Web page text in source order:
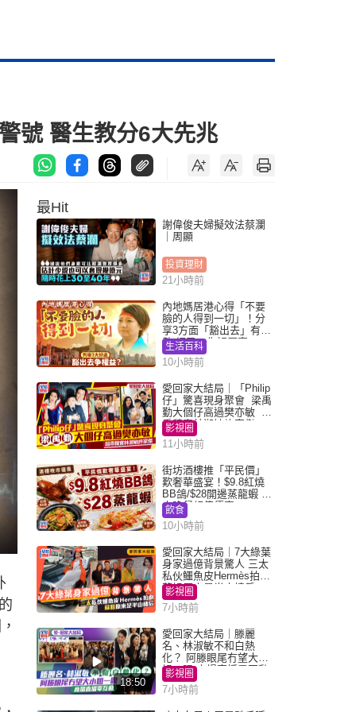
號 醫生教分6大先兆
最Hit
謝偉俊夫婦擬效法蔡瀾
｜周顯
投資理財
21小時前
內地媽居港心得「不要
臉的人得到一切」！分
享3方面「豁出去」有著
數 網民：你好厲害
生活百科
10小時前
愛回家大結局｜「Philip
仔」驚喜現身聚會 梁禹
勤大個仔高過樊亦敏 超
乖黐實林淑敏許家傑
影視圈
11小時前
街坊酒樓推「平民價」
歎奢華盛宴！$9.8紅燒
BB鴿/$28開邊蒸龍蝦 3
大晚餐超值優惠
飲食
10小時前
愛回家大結局｜7大綠葉
身家過億背景驚人 三太
私伙鱷魚皮Hermès拍劇
蘇姐原來是半山樓后
影視圈
7小時前
18:50
愛回家大結局｜滕麗
名、林淑敏不和白熱
化？ 阿滕眼尾冇望大小
姐一眼 商場直播零互動
影視圈
7小時前